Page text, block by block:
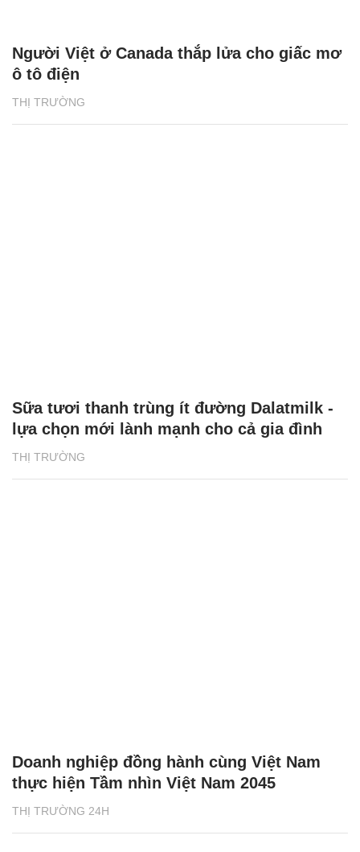
THỊ TRƯỜNG
Người Việt ở Canada thắp lửa cho giấc mơ
ô tô điện
THỊ TRƯỜNG
Sữa tươi thanh trùng ít đường Dalatmilk -
lựa chọn mới lành mạnh cho cả gia đình
THỊ TRƯỜNG 24H
Doanh nghiệp đồng hành cùng Việt Nam
thực hiện Tầm nhìn Việt Nam 2045